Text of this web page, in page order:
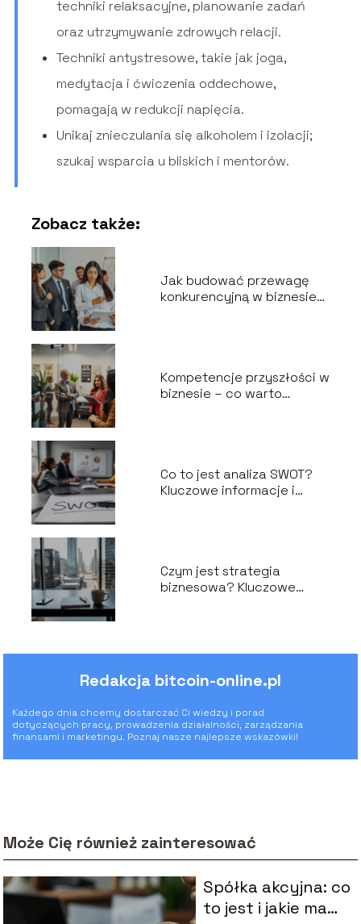
techniki relaksacyjne, planowanie zadań
oraz utrzymywanie zdrowych relacji.
Techniki antystresowe, takie jak joga,
medytacja i ćwiczenia oddechowe,
pomagają w redukcji napięcia.
Unikaj znieczulania się alkoholem i izolacji;
szukaj wsparcia u bliskich i mentorów.
Zobacz także:
Jak budować przewagę
konkurencyjną w biznesie?
Kompetencje przyszłości w
biznesie – co warto
Co to jest analiza SWOT?
Kluczowe informacje i
Czym jest strategia
biznesowa? Kluczowe
Redakcja bitcoin-online.pl
Każdego dnia chcemy dostarczać Ci wiedzy i porad
dotyczących pracy, prowadzenia działalności, zarządzania
finansami i marketingu. Poznaj nasze najlepsze wskazówki!
Może Cię również zainteresować
Spółka akcyjna: co
to jest i jakie ma